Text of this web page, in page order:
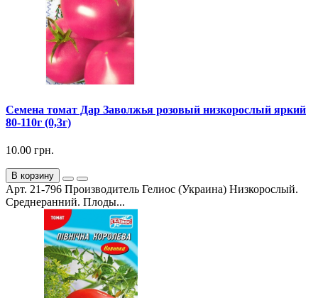
Семена томат Дар Заволжья розовый низкорослый яркий
80-110г (0,3г)
10.00 грн.
В корзину
Арт. 21-796 Производитель Гелиос (Украина) Низкорослый.
Среднеранний. Плоды...